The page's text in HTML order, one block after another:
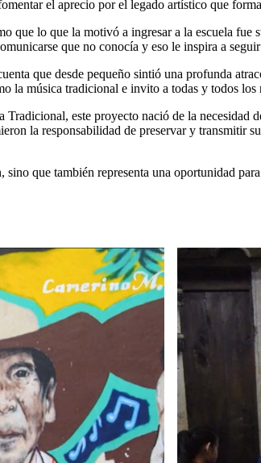
el aprecio por el legado artístico que
que lo que la motivó a ingresar a la escuela
que no conocía y eso le inspira a
que desde pequeño sintió una profunda
la música tradicional e invito a todas y todos
este proyecto nació de la necesidad
la responsabilidad de preservar y transmitir
que también representa una oportunidad